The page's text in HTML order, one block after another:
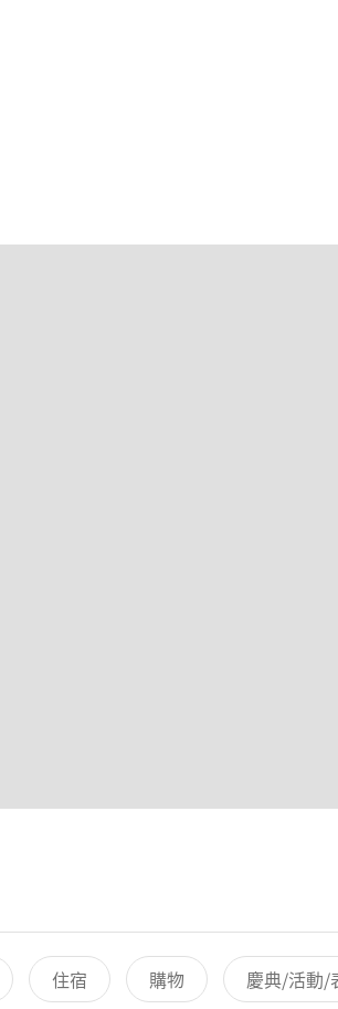
住宿 購物 慶典/活動/